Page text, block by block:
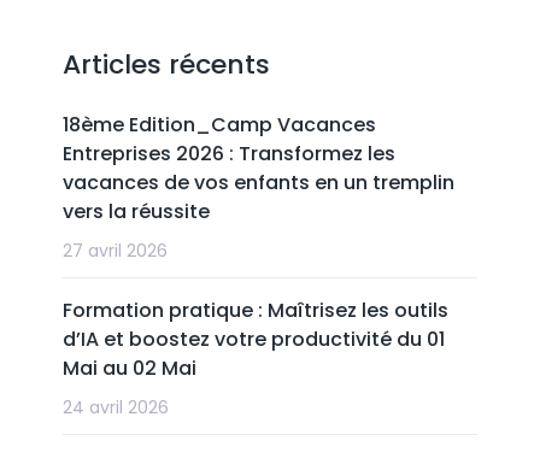
Articles récents
18ème Edition_Camp Vacances
Entreprises 2026 : Transformez les
vacances de vos enfants en un tremplin
vers la réussite
27 avril 2026
Formation pratique : Maîtrisez les outils
d’IA et boostez votre productivité du 01
Mai au 02 Mai
24 avril 2026